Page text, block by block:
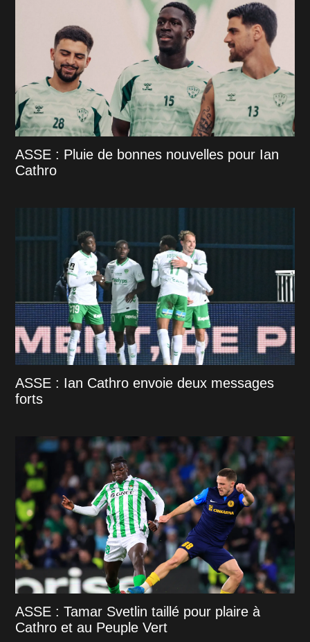
ASSE : Pluie de bonnes nouvelles pour Ian
Cathro
ASSE : Ian Cathro envoie deux messages
forts
ASSE : Tamar Svetlin taillé pour plaire à
Cathro et au Peuple Vert